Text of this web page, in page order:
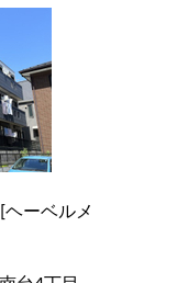
ーベルメ